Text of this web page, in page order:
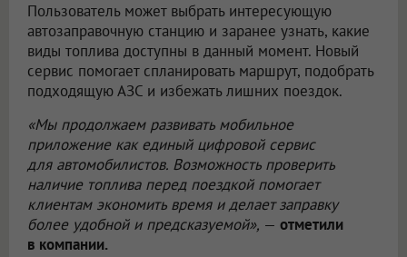
Пользователь может выбрать интересующую
автозаправочную станцию и заранее узнать, какие
виды топлива доступны в данный момент. Новый
сервис помогает спланировать маршрут, подобрать
подходящую АЗС и избежать лишних поездок.
«Мы продолжаем развивать мобильное
приложение как единый цифровой сервис
для автомобилистов. Возможность проверить
наличие топлива перед поездкой помогает
клиентам экономить время и делает заправку
более удобной и предсказуемой», — отметили
в компании.